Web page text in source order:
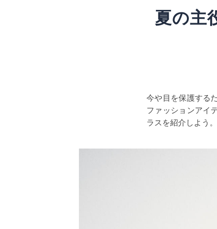
夏の主
今や目を保護する
ファッションアイ
ラスを紹介しよう。